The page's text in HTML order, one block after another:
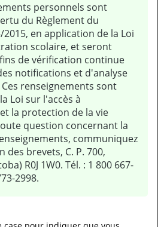
personnels sont
du Règlement du
scolaire, et seront
de vérification continue
et d'analyse
renseignements sont
Loi sur l'accès à
la protection de la vie
question concernant la
communiquez
brevets, C. P. 700,
R0J 1W0. Tél. : 1 800 667-
2998.